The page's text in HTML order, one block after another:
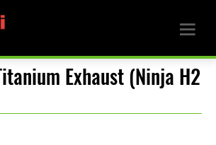
Exhaust (Ninja H2